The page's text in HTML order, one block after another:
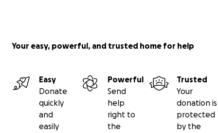
Your easy, powerful, and trusted home for help
Easy
Donate
quickly
and
easily
Powerful
Send
help
right to
the
Trusted
Your
donation is
protected
by the